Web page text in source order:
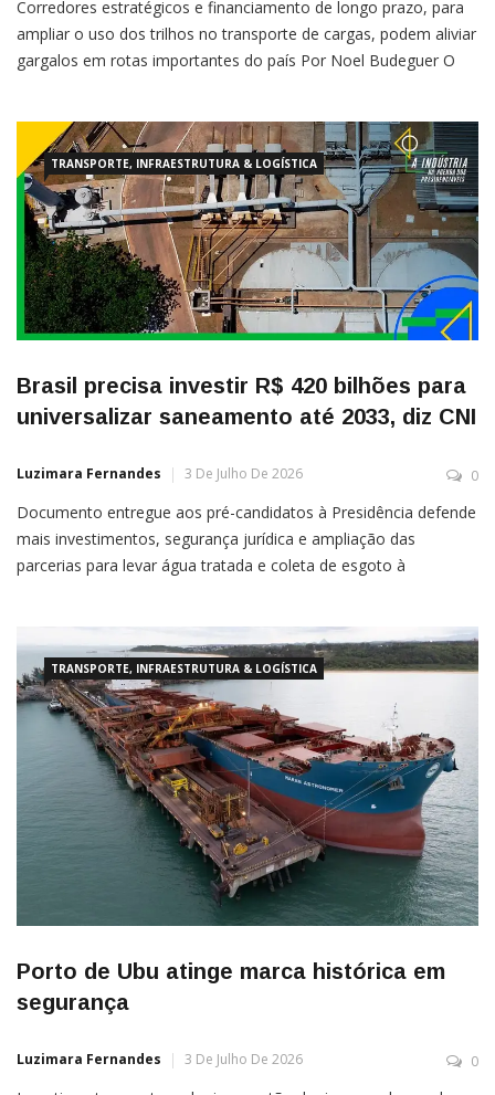
Corredores estratégicos e financiamento de longo prazo, para
ampliar o uso dos trilhos no transporte de cargas, podem aliviar
gargalos em rotas importantes do país Por Noel Budeguer O
Um país continental, grande produtor de grãos, minério […]
TRANSPORTE, INFRAESTRUTURA & LOGÍSTICA
Brasil precisa investir R$ 420 bilhões para
universalizar saneamento até 2033, diz CNI
Luzimara Fernandes 3 De Julho De 2026 0
Documento entregue aos pré-candidatos à Presidência defende
mais investimentos, segurança jurídica e ampliação das
parcerias para levar água tratada e coleta de esgoto à
dos investimentos para cumprir as metas previstas no Novo
Marco Legal do […]
TRANSPORTE, INFRAESTRUTURA & LOGÍSTICA
Porto de Ubu atinge marca histórica em
segurança
Luzimara Fernandes 3 De Julho De 2026 0